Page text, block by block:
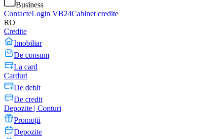
Business
ContacteLogin VB24Cabinet credite
RO
Credite
Imobiliar
De consum
La card
Carduri
De debit
De credit
Depozite | Conturi
Promoții
Depozite